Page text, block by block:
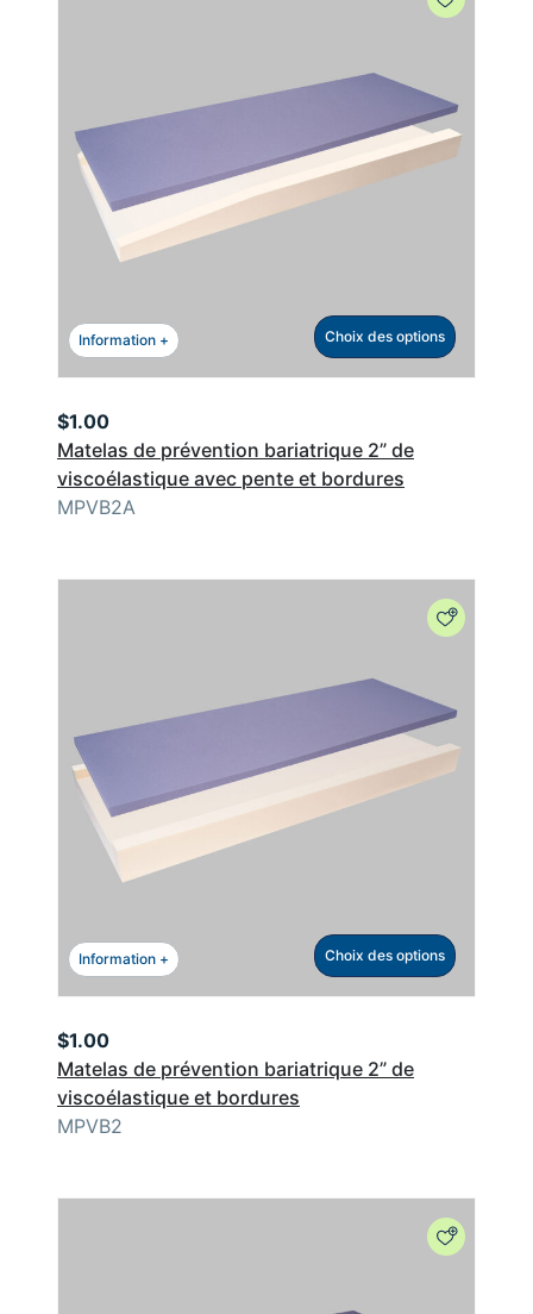
Information + Choix des options
Matelas de prévention bariatrique 2” de
viscoélastique avec pente et bordures
$1.00
MPVB2A
Information + Choix des options
Matelas de prévention bariatrique 2” de
viscoélastique et bordures
$1.00
MPVB2